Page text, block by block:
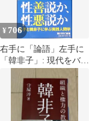
¥ 706
右手に「論語」左手に
「韓非子」: 現代をバラ
の方法 (角川SSC新書
25)